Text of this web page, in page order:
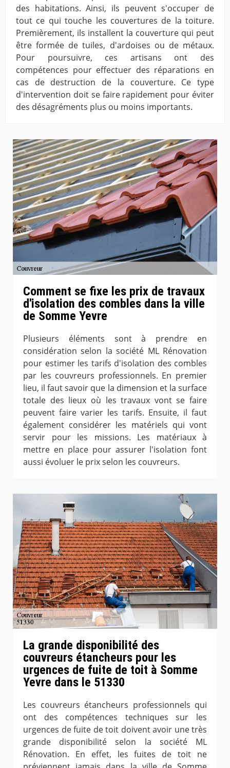
des habitations. Ainsi, ils peuvent s'occuper de
tout ce qui touche les couvertures de la toiture.
Premièrement, ils installent la couverture qui peut
être formée de tuiles, d'ardoises ou de métaux.
Pour poursuivre, ces artisans ont des
compétences pour effectuer des réparations en
cas de destruction de la couverture. Ce type
d'intervention doit se faire rapidement pour éviter
des désagréments plus ou moins importants.
Comment se fixe les prix de travaux
d'isolation des combles dans la ville
de Somme Yevre
Plusieurs éléments sont à prendre en
considération selon la société ML Rénovation
pour estimer les tarifs d'isolation des combles
par les couvreurs professionnels. En premier
lieu, il faut savoir que la dimension et la surface
totale des lieux où les travaux vont se faire
peuvent faire varier les tarifs. Ensuite, il faut
également considérer les matériels qui vont
servir pour les missions. Les matériaux à
mettre en place pour assurer l'isolation font
aussi évoluer le prix selon les couvreurs.
La grande disponibilité des
couvreurs étancheurs pour les
urgences de fuite de toit à Somme
Yevre dans le 51330
Les couvreurs étancheurs professionnels qui
ont des compétences techniques sur les
urgences de fuite de toit doivent avoir une très
grande disponibilité selon la société ML
Rénovation. En effet, les fuites de toit ne